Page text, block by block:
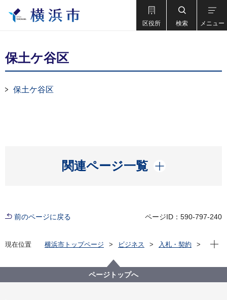
区役所 検索 メニュー
保土ケ谷区
保土ケ谷区
関連ページ一覧
開く
前のページに戻る ページID：590-797-240
現在位置 横浜市トップページ ビジネス
入札・契約
保土ケ谷区
現在
ページトップへ